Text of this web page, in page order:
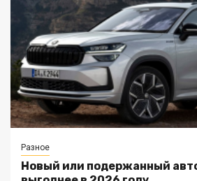
Разное
Новый или подержанный